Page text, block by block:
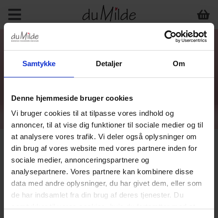
Samtykke Detaljer Om
Denne hjemmeside bruger cookies
Vi bruger cookies til at tilpasse vores indhold og
annoncer, til at vise dig funktioner til sociale medier og til
at analysere vores trafik. Vi deler også oplysninger om
din brug af vores website med vores partnere inden for
sociale medier, annonceringspartnere og
analysepartnere. Vores partnere kan kombinere disse
data med andre oplysninger, du har givet dem, eller som
de har indsamlet fra din brug af deres tjenester. Du